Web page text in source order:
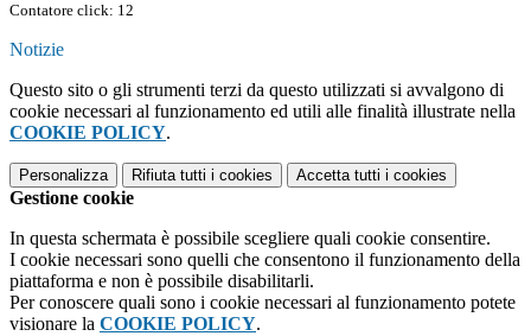
Contatore click: 12
Notizie
Questo sito o gli strumenti terzi da questo utilizzati si avvalgono di
cookie necessari al funzionamento ed utili alle finalità illustrate nella
COOKIE POLICY.
Personalizza Rifiuta tutti i cookies Accetta tutti i cookies
Gestione cookie
In questa schermata è possibile scegliere quali cookie consentire.
I cookie necessari sono quelli che consentono il funzionamento della
piattaforma e non è possibile disabilitarli.
Per conoscere quali sono i cookie necessari al funzionamento potete
visionare la COOKIE POLICY.